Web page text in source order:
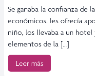
Se ganaba la confianza de
económicos, les ofrecía
niño, los llevaba a un hotel
elementos de la […]
Leer más